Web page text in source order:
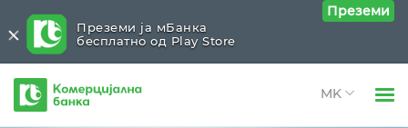
Комерцијална
банка
Преземи ја мБанка
бесплатно од Play Store
Преземи